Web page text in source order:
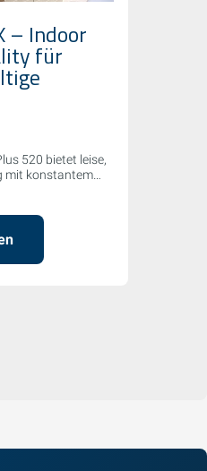
– Indoor
für
520 bietet leise,
mit konstantem
maximalen